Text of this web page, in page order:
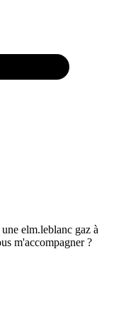
elm.leblanc gaz à
m'accompagner ?